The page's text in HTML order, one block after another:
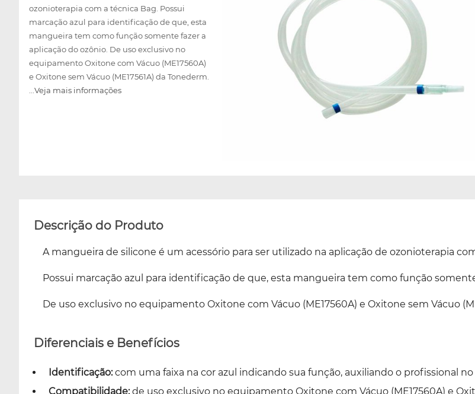
ozonioterapia com a técnica Bag. Possui
marcação azul para identificação de que, esta
mangueira tem como função somente fazer a
aplicação do ozônio. De uso exclusivo no
equipamento Oxitone com Vácuo (ME17560A)
e Oxitone sem Vácuo (ME17561A) da Tonederm.
...Veja mais informações
Descrição do Produto
A mangueira de silicone é um acessório para ser utilizado na aplicação de ozonioterapia
Possui marcação azul para identificação de que, esta mangueira tem como função
De uso exclusivo no equipamento Oxitone com Vácuo (ME17560A) e Oxitone sem Vácuo
Diferenciais e Benefícios
Identificação:com uma faixa na cor azul indicando sua função, auxiliando o profissional
Compatibilidade:de uso exclusivo no equipamento Oxitone com Vácuo (ME17560A) e